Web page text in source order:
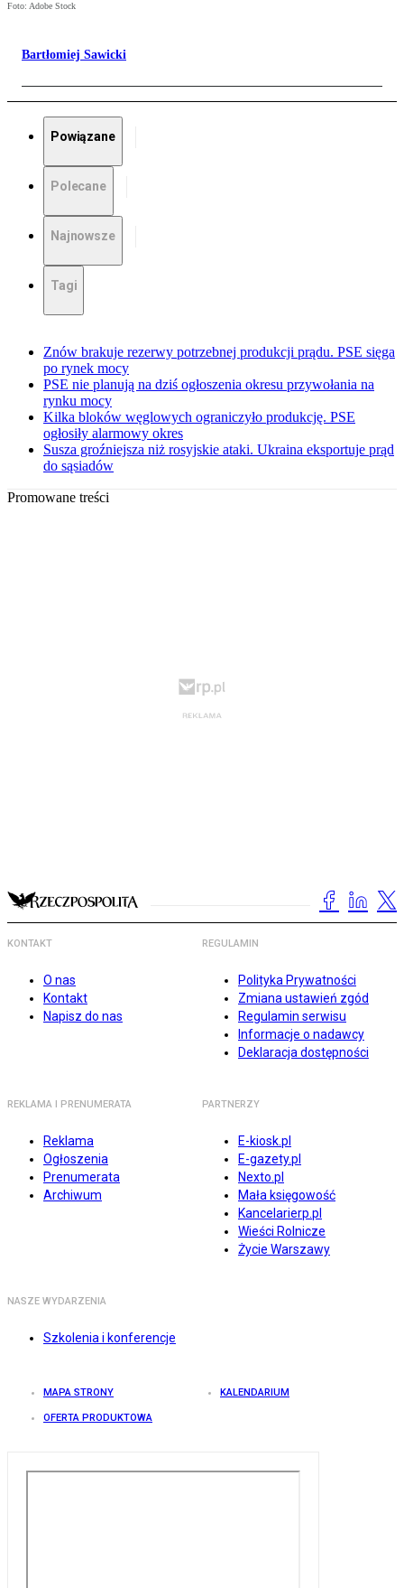
Foto: Adobe Stock
Bartłomiej Sawicki
Powiązane
Polecane
Najnowsze
Tagi
Znów brakuje rezerwy potrzebnej produkcji prądu. PSE sięga
po rynek mocy
PSE nie planują na dziś ogłoszenia okresu przywołania na
rynku mocy
Kilka bloków węglowych ograniczyło produkcję. PSE
ogłosiły alarmowy okres
Susza groźniejsza niż rosyjskie ataki. Ukraina eksportuje prąd
do sąsiadów
Promowane treści
KONTAKT
O nas
Kontakt
Napisz do nas
REGULAMIN
Polityka Prywatności
Zmiana ustawień zgód
Regulamin serwisu
Informacje o nadawcy
Deklaracja dostępności
REKLAMA I PRENUMERATA
Reklama
Ogłoszenia
Prenumerata
Archiwum
PARTNERZY
E-kiosk.pl
E-gazety.pl
Nexto.pl
Mała księgowość
Kancelarierp.pl
Wieści Rolnicze
Życie Warszawy
NASZE WYDARZENIA
Szkolenia i konferencje
MAPA STRONY KALENDARIUM
OFERTA PRODUKTOWA